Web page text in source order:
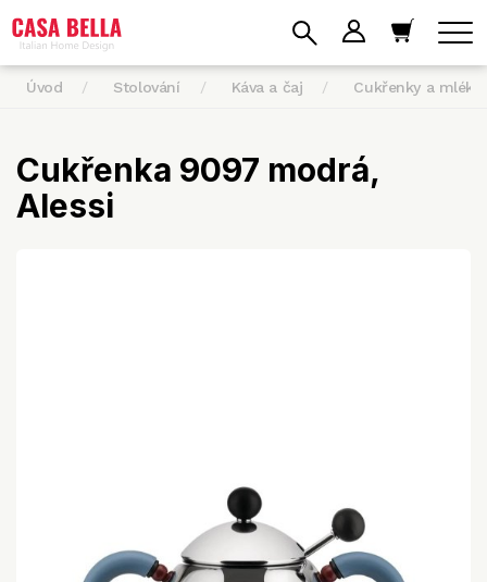
Úvod Stolování Káva a čaj Cukřenky a
Cukřenka 9097 modrá,
Alessi